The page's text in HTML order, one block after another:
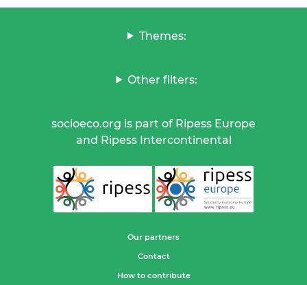
Themes:
Other filters:
socioeco.org is part of Ripess Europe
and Ripess Intercontinental
Our partners
Contact
How to contribute